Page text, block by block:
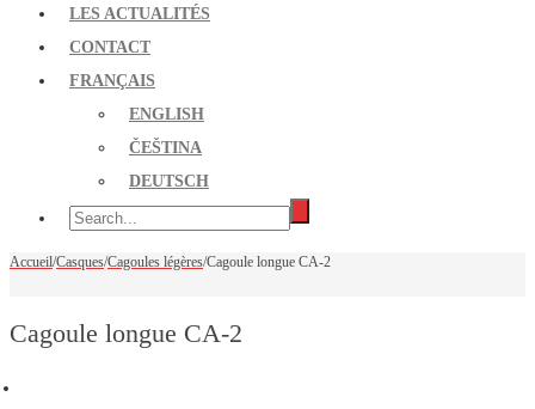
LES ACTUALITÉS
CONTACT
FRANÇAIS
ENGLISH
ČEŠTINA
DEUTSCH
Accueil/Casques/Cagoules légères/Cagoule longue CA-2
Cagoule longue CA-2